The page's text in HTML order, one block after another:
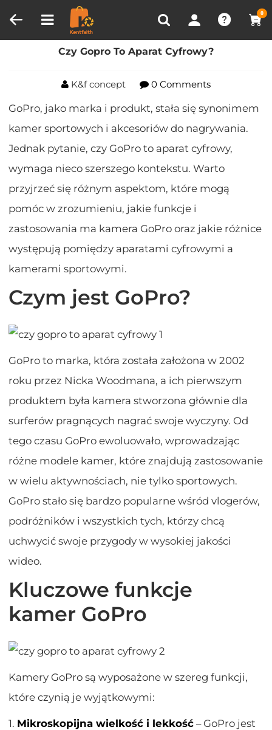
0
OSTATNIO OGLĄDANE
Porównanie produktów (0)
Dom Blog Czy Gopro To Aparat Cyfrowy?
Czy Gopro To Aparat Cyfrowy?
K&f concept 0 Comments
GoPro, jako marka i produkt, stała się synonimem
kamer sportowych i akcesoriów do nagrywania.
Jednak pytanie, czy GoPro to aparat cyfrowy,
wymaga nieco szerszego kontekstu. Warto
przyjrzeć się różnym aspektom, które mogą
pomóc w zrozumieniu, jakie funkcje i
zastosowania ma kamera GoPro oraz jakie różnice
występują pomiędzy aparatami cyfrowymi a
kamerami sportowymi.
Czym jest GoPro?
GoPro to marka, która została założona w 2002
roku przez Nicka Woodmana, a ich pierwszym
produktem była kamera stworzona głównie dla
surferów pragnących nagrać swoje wyczyny. Od
tego czasu GoPro ewoluowało, wprowadzając
różne modele kamer, które znajdują zastosowanie
w wielu aktywnościach, nie tylko sportowych.
GoPro stało się bardzo popularne wśród vlogerów,
podróżników i wszystkich tych, którzy chcą
uchwycić swoje przygody w wysokiej jakości
wideo.
Kluczowe funkcje
kamer GoPro
Kamery GoPro są wyposażone w szereg funkcji,
które czynią je wyjątkowymi:
1. Mikroskopijna wielkość i lekkość – GoPro jest